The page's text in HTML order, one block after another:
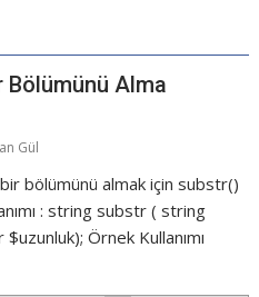
Bölümünü Alma
Gül
bölümünü almak için substr()
: string substr ( string
Örnek Kullanımı